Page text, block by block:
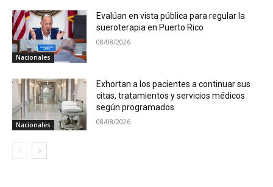
Nacionales
Evalúan en vista pública para regular la
sueroterapia en Puerto Rico
08/08/2026
Nacionales
Exhortan a los pacientes a continuar sus
citas, tratamientos y servicios médicos
según programados
08/08/2026